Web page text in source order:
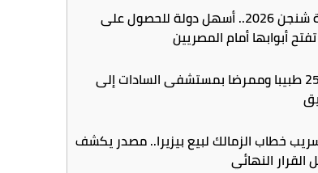
تأشيرة شنجن 2026.. أسهل دولة للحصول على
تفتح أبوابها أمام المصريين
إحالة 25 طبيبا وممرضا بمستشفى السادات إلى
خطاب الزمالك لبيع بيزيرا.. مصدر يكشف
القرار النهائي